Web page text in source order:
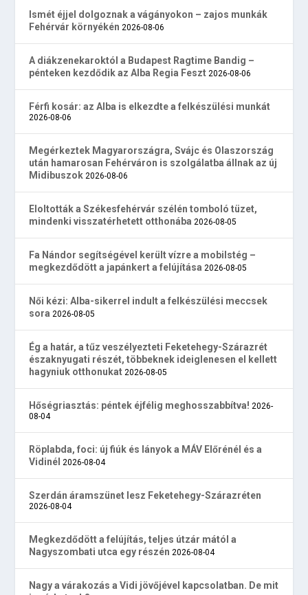
Ismét éjjel dolgoznak a vágányokon – zajos munkák
Fehérvár környékén 2026-08-06
A diákzenekaroktól a Budapest Ragtime Bandig –
pénteken kezdődik az Alba Regia Feszt 2026-08-06
Férfi kosár: az Alba is elkezdte a felkészülési munkát
2026-08-06
Megérkeztek Magyarországra, Svájc és Olaszország
után hamarosan Fehérváron is szolgálatba állnak az új
Midibuszok 2026-08-06
Eloltották a Székesfehérvár szélén tomboló tüzet,
mindenki visszatérhetett otthonába 2026-08-05
Fa Nándor segítségével került vízre a mobilstég –
megkezdődött a japánkert a felújítása 2026-08-05
Női kézi: Alba-sikerrel indult a felkészülési meccsek
sora 2026-08-05
Ég a határ, a tűz veszélyezteti Feketehegy-Szárazrét
északnyugati részét, többeknek ideiglenesen el kellett
hagyniuk otthonukat 2026-08-05
Hőségriasztás: péntek éjfélig meghosszabbítva! 2026-
08-04
Röplabda, foci: új fiúk és lányok a MÁV Előrénél és a
Vidinél 2026-08-04
Szerdán áramszünet lesz Feketehegy-Szárazréten
2026-08-04
Megkezdődött a felújítás, teljes útzár mától a
Nagyszombati utca egy részén 2026-08-04
Nagy a várakozás a Vidi jövőjével kapcsolatban. De mit